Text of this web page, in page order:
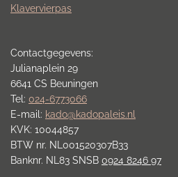
Klavervierpas
Contactgegevens:
Julianaplein 29
6641 CS Beuningen
Tel: 024-6773066
E-mail: kado@kadopaleis.nl
KVK: 10044857
BTW nr. NL001520307B33
Banknr. NL83 SNSB 0924 8246 97